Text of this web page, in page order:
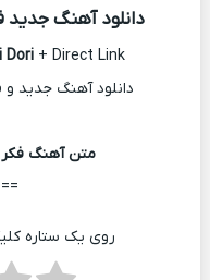
دانلود آهنگ جدید
Dori+ Direct Link
دانلود آهنگ جدید و
متن آهنگ فکر
روی یک ستاره